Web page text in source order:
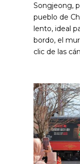
Songjeong,
pueblo de
lento, ideal
bordo, el
clic de las